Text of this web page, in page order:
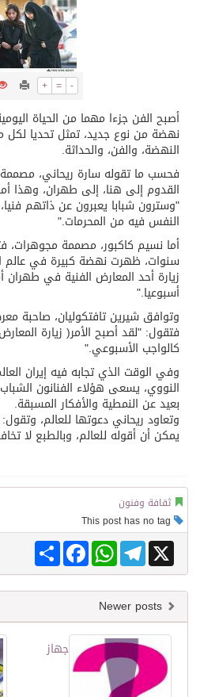
ثلة من الضابطات في الجييش
كسوة الكعبة تعتلي البيت
+ = -
أصبح الفن جزءا مهما من الحياة
نهضة من نوع جديد، تمثل تحديا لكل
النهضة، والفن، والحداثة.
فحسب ما تقوله سارة ريحاني، مصممة
القدوم إلى هنا، إلى طهران، وهذا
"وسترون شبابا يعبرون عن ذاتهم
النفس فيه من المحرمات."
سنوات، ظهرت نهضة كبيرة في عالم
زيارة أحد المعارض الفنية في طهران
أسبوعيا."
وتوافق شيرين تافتكوليان، صاحبة
فتقول: "لقد أصبح الأمر( زيارة
كالواجب الأسبوعي."
وفي الوقت الذي تجابه فيه إيران
النووي، يسعى هؤلاء الفنانون
بعيد عن النمطية والأفكار المسبقة.
وتعاود ريحاني دعوتها للعالم،
يمكن أن أقوله للعالم، وبالطبع لا
ثقافة وفنون
Share
FacebookWhatsAppTelegram X
جهاز